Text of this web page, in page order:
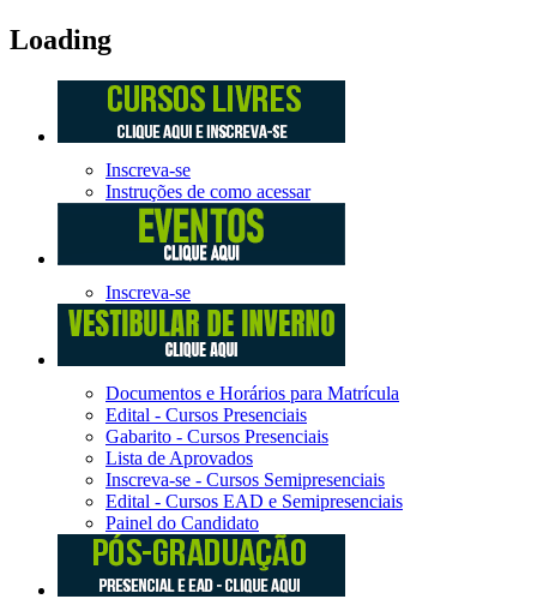
Loading
Inscreva-se
Instruções de como acessar
Inscreva-se
Documentos e Horários para Matrícula
Edital - Cursos Presenciais
Gabarito - Cursos Presenciais
Lista de Aprovados
Inscreva-se - Cursos Semipresenciais
Edital - Cursos EAD e Semipresenciais
Painel do Candidato